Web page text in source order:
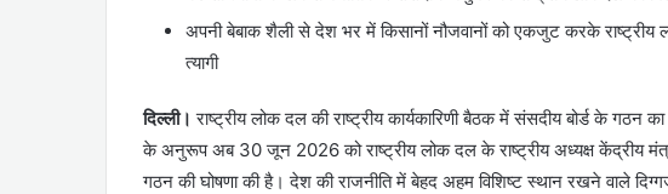
अपनी बेबाक शैली से देश भर में किसानों नौजवानों को एकजुट करके
त्यागी
दिल्ली।राष्ट्रीय लोक दल की राष्ट्रीय कार्यकारिणी बैठक में संसदीय बोर्ड के गठन का
के अनुरूप अब 30 जून 2026 को राष्ट्रीय लोक दल के राष्ट्रीय अध्यक्ष केंद्रीय
गठन की घोषणा की है। देश की राजनीति में बेहद अहम विशिष्ट स्थान रखने वाले